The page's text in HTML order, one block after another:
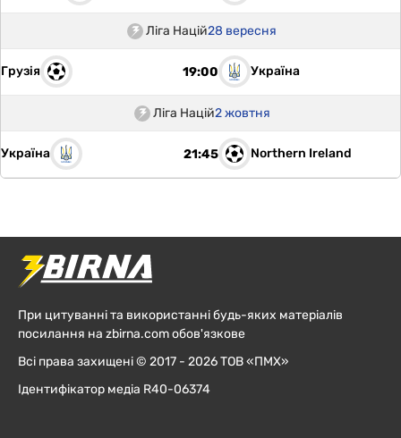
Ліга Націй28 вересня
Грузія 19:00 Україна
Ліга Націй2 жовтня
Україна 21:45 Northern Ireland
При цитуванні та використанні будь-яких матеріалів
посилання на zbirna.com обов'язкове
Всі права захищені © 2017 - 2026 ТОВ «ПМХ»
Ідентифікатор медіа R40-06374